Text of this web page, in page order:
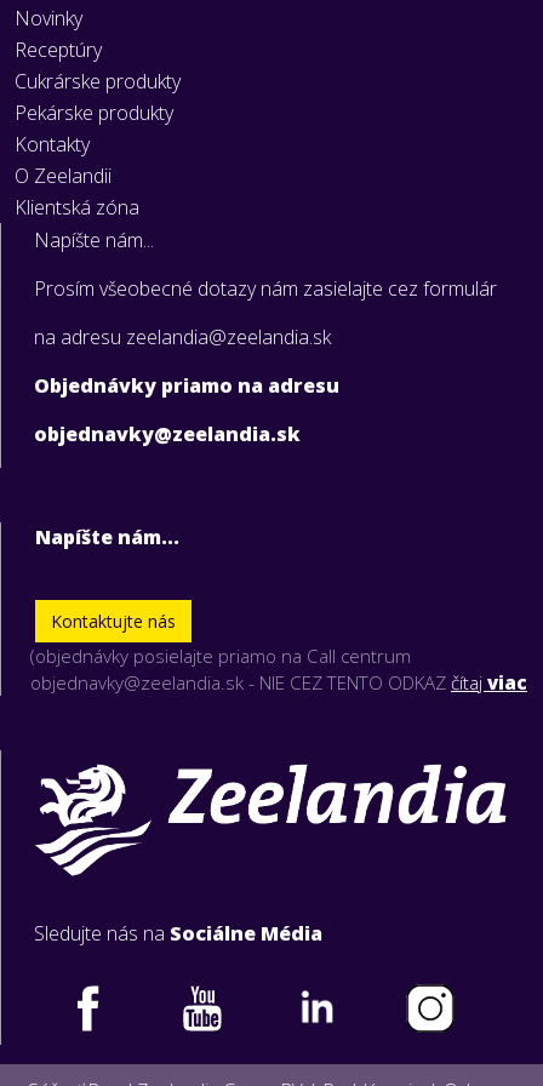
Novinky
Receptúry
Cukrárske produkty
Pekárske produkty
Kontakty
O Zeelandii
Klientská zóna
Napíšte nám...
Prosím všeobecné dotazy nám zasielajte cez formulár
na adresu zeelandia@zeelandia.sk
Objednávky priamo na adresu
objednavky@zeelandia.sk
Napíšte nám...
Kontaktujte nás
(objednávky posielajte priamo na Call centrum
objednavky@zeelandia.sk - NIE CEZ TENTO ODKAZ čítaj viac
Sledujte nás na Sociálne Média